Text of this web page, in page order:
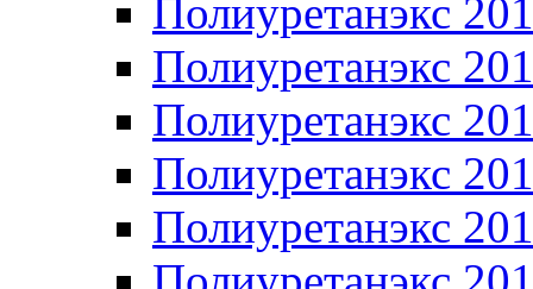
Полиуретанэкс
Полиуретанэкс
Полиуретанэкс
Полиуретанэкс
Полиуретанэкс